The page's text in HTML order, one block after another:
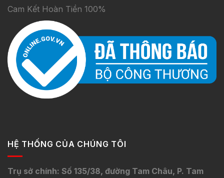
Cam Kết Hoàn Tiền 100%
HỆ THỐNG CỦA CHÚNG TÔI
Trụ sở chính: Số 135/38, đường Tam Châu, P. Tam